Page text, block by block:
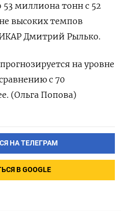
53 миллиона тонн с 52
высоких темпов
ИКАР Дмитрий Рылько.
на уровне
с 70
(Ольга Попова)
НА ТЕЛЕГРАМ
В GOOGLE